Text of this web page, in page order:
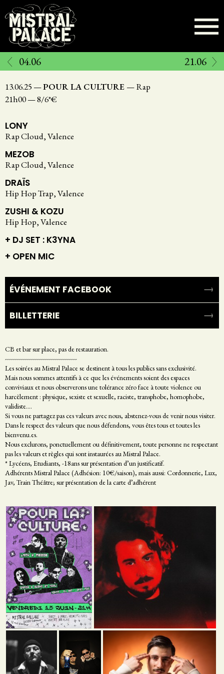
Aller
au
contenu
principal
04.06 21.06
13.06.25 —POUR LA CULTURE —Rap
21h00—8/6*€
LONY
Rap Cloud, Valence
MEZOB
Rap Cloud, Valence
DRAÏS
Hip Hop Trap, Valence
ZUSHI & KOZU
Hip Hop, Valence
+ DJ SET : K3YNA
+ OPEN MIC
ÉVÉNEMENT FACEBOOK
BILLETTERIE
CB et bar sur place, pas de restauration.
------------------------------------
Les soirées au Mistral Palace se destinent à tous les publics sans exclusivité.
Mais nous sommes attentifs à ce que les événements soient des espaces
conviviaux et nous observerons une tolérance zéro face à toute violence ou
harcèlement : physique, sexiste et sexuelle, raciste, transphobe, homophobe,
validiste....
Si vous ne partagez pas ces valeurs avec nous, abstenez-vous de venir nous visiter.
Dans le respect des valeurs que nous défendons, vous êtes tous et toutes les
bienvenu.es.
Nous exclurons, ponctuellement ou définitivement, toute personne ne respectant
pas les valeurs et règles qui sont instaurées au Mistral Palace.
* Lycéens, Etudiants, -18ans sur présentation d’un justificatif.
Adhérents Mistral Palace (Adhésion: 10€/saison), mais aussi: Cordonnerie, Lux,
Jav, Train Théâtre; sur présentation de la carte d’adhérent